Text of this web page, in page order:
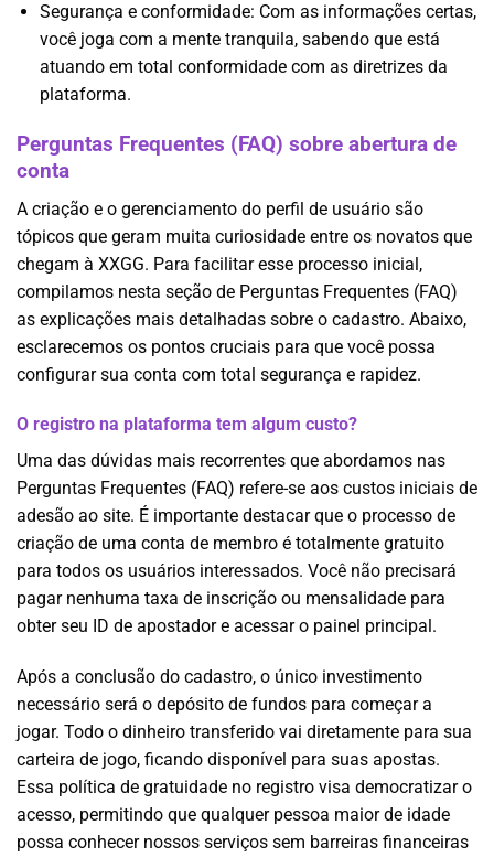
Segurança e conformidade: Com as informações certas,
você joga com a mente tranquila, sabendo que está
atuando em total conformidade com as diretrizes da
plataforma.
Perguntas Frequentes (FAQ) sobre abertura de
conta
A criação e o gerenciamento do perfil de usuário são
tópicos que geram muita curiosidade entre os novatos que
chegam à XXGG. Para facilitar esse processo inicial,
compilamos nesta seção de Perguntas Frequentes (FAQ)
as explicações mais detalhadas sobre o cadastro. Abaixo,
esclarecemos os pontos cruciais para que você possa
configurar sua conta com total segurança e rapidez.
O registro na plataforma tem algum custo?
Uma das dúvidas mais recorrentes que abordamos nas
Perguntas Frequentes (FAQ) refere-se aos custos iniciais de
adesão ao site. É importante destacar que o processo de
criação de uma conta de membro é totalmente gratuito
para todos os usuários interessados. Você não precisará
pagar nenhuma taxa de inscrição ou mensalidade para
obter seu ID de apostador e acessar o painel principal.
Após a conclusão do cadastro, o único investimento
necessário será o depósito de fundos para começar a
jogar. Todo o dinheiro transferido vai diretamente para sua
carteira de jogo, ficando disponível para suas apostas.
Essa política de gratuidade no registro visa democratizar o
acesso, permitindo que qualquer pessoa maior de idade
possa conhecer nossos serviços sem barreiras financeiras